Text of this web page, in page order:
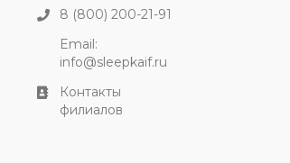
8 (800) 200-21-91
Email:
info@sleepkaif.ru
Контакты
филиалов